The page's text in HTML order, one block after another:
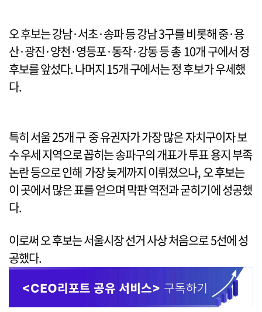
오 후보는 강남·서초·송파 등 강남 3구를 비롯해 중·용
산·광진·양천·영등포·동작·강동 등 총 10개 구에서 정
후보를 앞섰다. 나머지 15개 구에서는 정 후보가 우세했
다.
특히 서울 25개 구 중 유권자가 가장 많은 자치구이자 보
수 우세 지역으로 꼽히는 송파구의 개표가 투표 용지 부족
논란 등으로 인해 가장 늦게까지 이뤄졌으나, 오 후보는
이 곳에서 많은 표를 얻으며 막판 역전과 굳히기에 성공했
다.
이로써 오 후보는 서울시장 선거 사상 처음으로 5선에 성
공했다.